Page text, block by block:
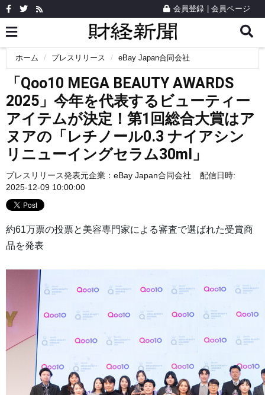
会員登録 会員ページ
ホーム プレスリリース eBay Japan合同会社
「Qoo10 MEGA BEAUTY AWARDS
2025」今年を代表するビューティー
アイテムが決定！第1回総合大賞はア
ヌアの「レチノール0.3 ナイアシン
リニューイングセラム30ml」
プレスリリース発表元企業： eBay Japan合同会社
配信日時:
2025-12-09 10:00:00
約61万票の投票と美容専門家による審査で選ばれた受賞商
品を発表